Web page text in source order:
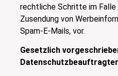
rechtliche Schritte im Falle
Zusendung von
Spam-E-Mails, vor.
Gesetzlich
Datenschutzbeauftragter